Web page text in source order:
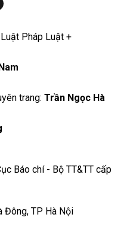
Pháp Luật +
trang: Trần Ngọc Hà
Báo chí - Bộ TT&TT cấp
Đông, TP Hà Nội